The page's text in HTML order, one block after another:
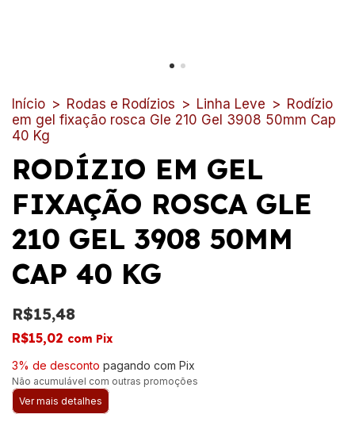
Início > Rodas e Rodízios > Linha Leve > Rodízio
em gel fixação rosca Gle 210 Gel 3908 50mm Cap
40 Kg
RODÍZIO EM GEL
FIXAÇÃO ROSCA GLE
210 GEL 3908 50MM
CAP 40 KG
R$15,48
R$15,02 com Pix
3% de desconto pagando com Pix
Não acumulável com outras promoções
Ver mais detalhes